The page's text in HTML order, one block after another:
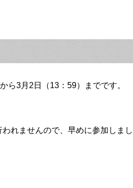
ら3月2日（13：59）までです。
れませんので、早めに参加しまし